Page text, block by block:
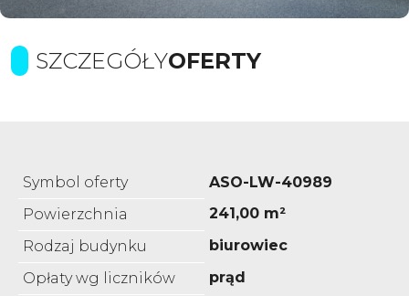
SZCZEGÓŁYOFERTY
Symbol oferty
ASO-LW-40989
Powierzchnia
241,00 m²
Rodzaj budynku
biurowiec
Opłaty wg liczników
prąd